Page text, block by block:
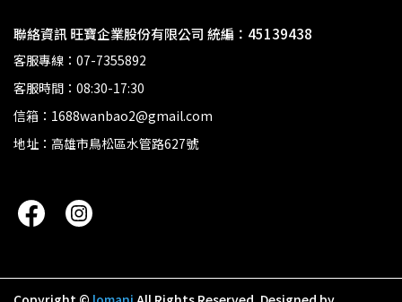
聯絡資訊 旺寶企業股份有限公司 統編：45139438
客服專線：07-7355892
客服時間：08:30-17:30
信箱：1688wanbao2@gmail.com
地址：高雄市鳥松區水管路627號